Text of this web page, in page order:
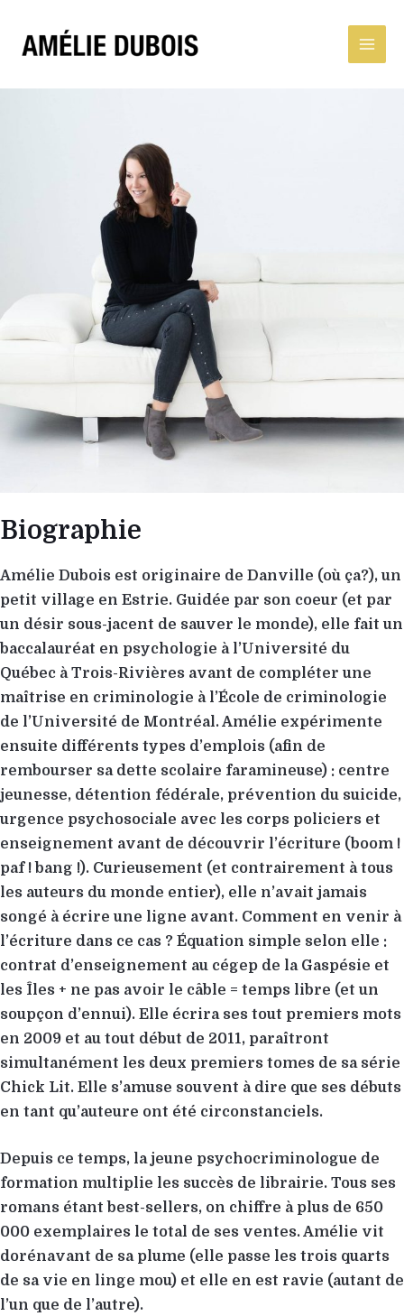
Biographie
Amélie Dubois est originaire de Danville (où ça?), un
petit village en Estrie. Guidée par son coeur (et par
un désir sous-jacent de sauver le monde), elle fait un
baccalauréat en psychologie à l’Université du
Québec à Trois-Rivières avant de compléter une
maîtrise en criminologie à l’École de criminologie
de l’Université de Montréal. Amélie expérimente
ensuite différents types d’emplois (afin de
rembourser sa dette scolaire faramineuse) : centre
jeunesse, détention fédérale, prévention du suicide,
urgence psychosociale avec les corps policiers et
enseignement avant de découvrir l’écriture (boom !
paf ! bang !). Curieusement (et contrairement à tous
les auteurs du monde entier), elle n’avait jamais
songé à écrire une ligne avant. Comment en venir à
l’écriture dans ce cas ? Équation simple selon elle :
contrat d’enseignement au cégep de la Gaspésie et
les Îles + ne pas avoir le câble = temps libre (et un
soupçon d’ennui). Elle écrira ses tout premiers mots
en 2009 et au tout début de 2011, paraîtront
simultanément les deux premiers tomes de sa série
Chick Lit. Elle s’amuse souvent à dire que ses débuts
en tant qu’auteure ont été circonstanciels.
Depuis ce temps, la jeune psychocriminologue de
formation multiplie les succès de librairie. Tous ses
romans étant best-sellers, on chiffre à plus de 650
000 exemplaires le total de ses ventes. Amélie vit
dorénavant de sa plume (elle passe les trois quarts
de sa vie en linge mou) et elle en est ravie (autant de
l’un que de l’autre).